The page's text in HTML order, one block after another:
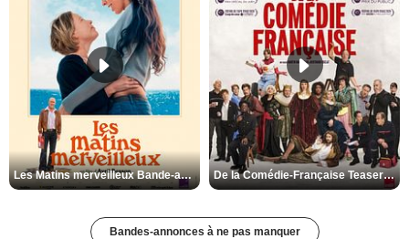
Les Matins merveilleux Bande-annonce VF De la Comédie-Française Teaser VF
Bandes-annonces à ne pas manquer